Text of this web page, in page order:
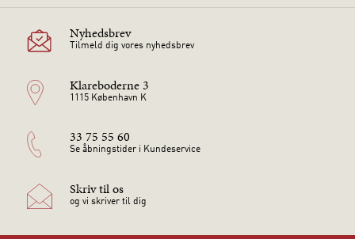
Nyhedsbrev
Tilmeld dig vores nyhedsbrev
Klareboderne 3
1115 København K
33 75 55 60
Se åbningstider i Kundeservice
Skriv til os
og vi skriver til dig